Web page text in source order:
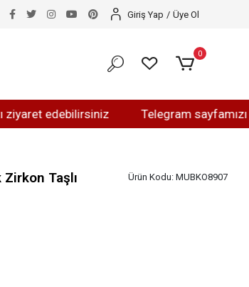
edebilirsiniz Telegram sayfamızı
Giriş Yap / Üye Ol
0
Taşlı
Ürün Kodu: MUBKO8907